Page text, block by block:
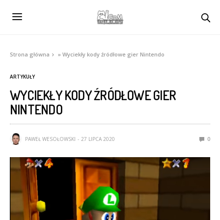
Strona główna »Wyciekły kody źródłowe gier Nintendo
ARTYKUŁY
WYCIEKŁY KODY ŹRÓDŁOWE GIER
NINTENDO
PAWEŁ WESOŁOWSKI 27 LIPCA 2020 0